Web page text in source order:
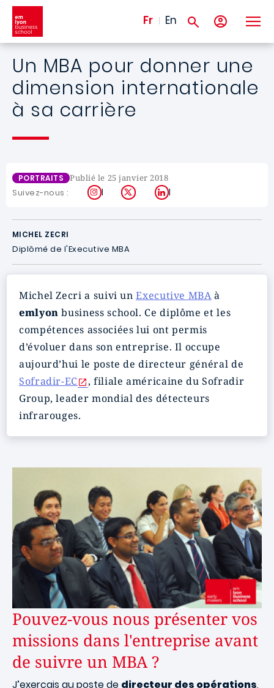
Aller au contenu principal
Fr En
Un MBA pour donner une
dimension internationale
à sa carrière
PORTRAITS Publié le 25 janvier 2018
Suivez-nous : Instagram
X LinkedIn
MICHEL ZECRI
Diplômé de l'Executive MBA
Michel Zecri a suivi unExecutive MBAà
emlyonbusiness school. Ce diplôme et les
compétences associées lui ont permis
d’évoluer dans son entreprise. Il occupe
aujourd’hui le poste de directeur général de
Sofradir-EC
, filiale américaine du Sofradir
Group, leader mondial des détecteurs
infrarouges.
Pouvez-vous nous présenter vos
missions dans l'entreprise avant
de suivre un MBA ?
J’exerçais au poste de directeur des opérations,